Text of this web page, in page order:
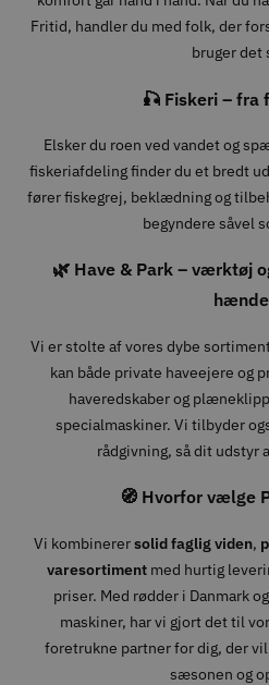
Fritid, handler du med folk, der
bruger det
🎣 Fiskeri – fra
Elsker du roen ved vandet og
fiskeriafdeling finder du et bredt
fører fiskegrej, beklædning og
begyndere såvel
🌿 Have & Park – værktøj
Vi er stolte af vores dybe
kan både private haveejere og
haveredskaber og
specialmaskiner. Vi tilbyder
rådgivning, så dit udstyr
🧭 Hvorfor vælge
Vi kombinerersolid faglig viden,
varesortimentmed hurtig
priser. Med rødder i Danmark
maskiner, har vi gjort det til
foretrukne partner for dig, der
sæsonen og